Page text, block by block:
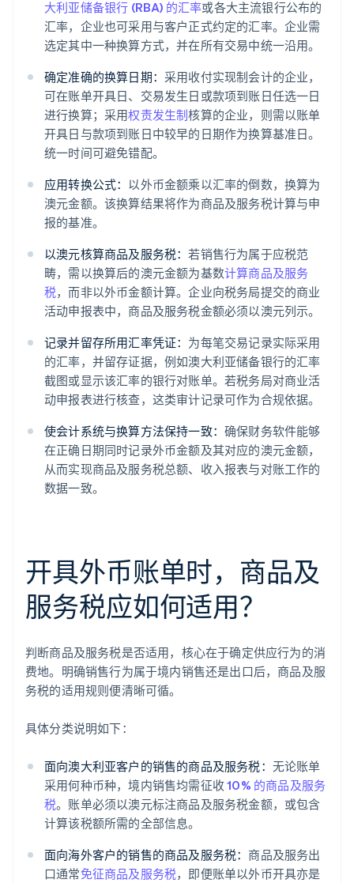
大利亚储备银行 (RBA) 的汇率或各大主流银行公布的
汇率，企业也可采用与客户正式约定的汇率。企业需
选定其中一种换算方式，并在所有交易中统一沿用。
确定准确的换算日期： 采用收付实现制会计的企业，
可在账单开具日、交易发生日或款项到账日任选一日
进行换算；采用权责发生制核算的企业，则需以账单
开具日与款项到账日中较早的日期作为换算基准日。
统一时间可避免错配。
应用转换公式： 以外币金额乘以汇率的倒数，换算为
澳元金额。该换算结果将作为商品及服务税计算与申
报的基准。
以澳元核算商品及服务税：若销售行为属于应税范
畴，需以换算后的澳元金额为基数计算商品及服务
税，而非以外币金额计算。企业向税务局提交的商业
活动申报表中，商品及服务税金额必须以澳元列示。
记录并留存所用汇率凭证： 为每笔交易记录实际采用
的汇率，并留存证据，例如澳大利亚储备银行的汇率
截图或显示该汇率的银行对账单。若税务局对商业活
动申报表进行核查，这类审计记录可作为合规依据。
使会计系统与换算方法保持一致： 确保财务软件能够
在正确日期同时记录外币金额及其对应的澳元金额，
从而实现商品及服务税总额、收入报表与对账工作的
数据一致。
开具外币账单时，商品及
服务税应如何适用？
判断商品及服务税是否适用，核心在于确定供应行为的消
费地。明确销售行为属于境内销售还是出口后，商品及服
务税的适用规则便清晰可循。
具体分类说明如下：
面向澳大利亚客户的销售的商品及服务税： 无论账单
采用何种币种，境内销售均需征收10% 的商品及服务
税。账单必须以澳元标注商品及服务税金额，或包含
计算该税额所需的全部信息。
面向海外客户的销售的商品及服务税： 商品及服务出
口通常免征商品及服务税，即便账单以外币开具亦是